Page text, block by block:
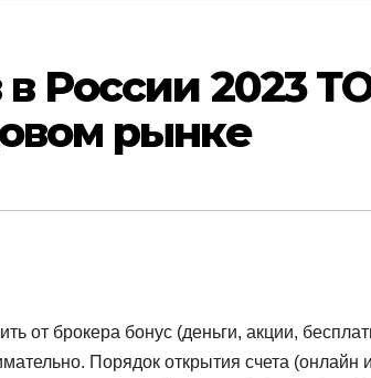
России 2023
рынке
от брокера бонус (деньги, акции,
Порядок открытия счета (онлайн